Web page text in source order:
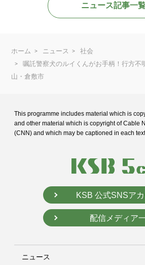
ニュース記事一
ホーム ニュース
社会
嘱託警察犬のルイくんがお手柄！行方
山・倉敷市
This programme includes material which is
and other material which is copyright of Cable
(CNN) and which may be captioned in each
KSB 公式SNSアカ
配信メディア
ニュース